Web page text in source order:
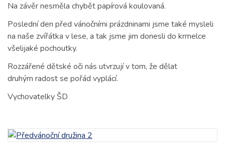
Na závěr nesměla chybět papírová koulovaná.
Poslední den před vánočními prázdninami jsme také mysleli
na naše zvířátka v lese, a tak jsme jim donesli do krmelce
všelijaké pochoutky.
Rozzářené dětské oči nás utvrzují v tom, že dělat
druhým radost se pořád vyplácí.
Vychovatelky ŠD